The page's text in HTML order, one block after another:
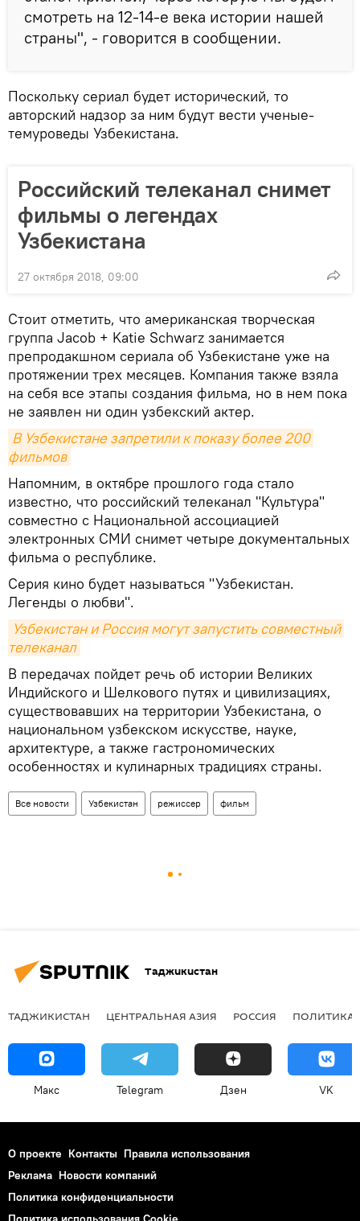
смотреть на 12-14-е века истории нашей
страны", - говорится в сообщении.
Поскольку сериал будет исторический, то
авторский надзор за ним будут вести ученые-
темуроведы Узбекистана.
Российский телеканал снимет
фильмы о легендах
Узбекистана
27 октября 2018, 09:00
Стоит отметить, что американская творческая
группа Jacob + Katie Schwarz занимается
препродакшном сериала об Узбекистане уже на
протяжении трех месяцев. Компания также взяла
на себя все этапы создания фильма, но в нем пока
не заявлен ни один узбекский актер.
В Узбекистане запретили к показу более 200
фильмов
Напомним, в октябре прошлого года стало
известно, что российский телеканал "Культура"
совместно с Национальной ассоциацией
электронных СМИ снимет четыре документальных
фильма о республике.
Серия кино будет называться "Узбекистан.
Легенды о любви".
Узбекистан и Россия могут запустить совместный
телеканал
В передачах пойдет речь об истории Великих
Индийского и Шелкового путях и цивилизациях,
существовавших на территории Узбекистана, о
национальном узбекском искусстве, науке,
архитектуре, а также гастрономических
особенностях и кулинарных традициях страны.
Все новости Узбекистан режиссер фильм
Таджикистан
ТАДЖИКИСТАН ЦЕНТРАЛЬНАЯ АЗИЯ РОССИЯ ПОЛИТИКА
Макс Telegram Дзен VK
О проекте Контакты Правила использования
Реклама Новости компаний
Политика конфиденциальности